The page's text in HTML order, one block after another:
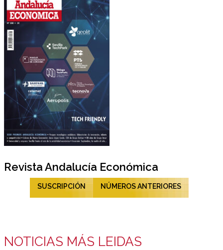
Revista Andalucía Económica
SUSCRIPCIÓN NÚMEROS ANTERIORES
NOTICIAS MÁS LEIDAS